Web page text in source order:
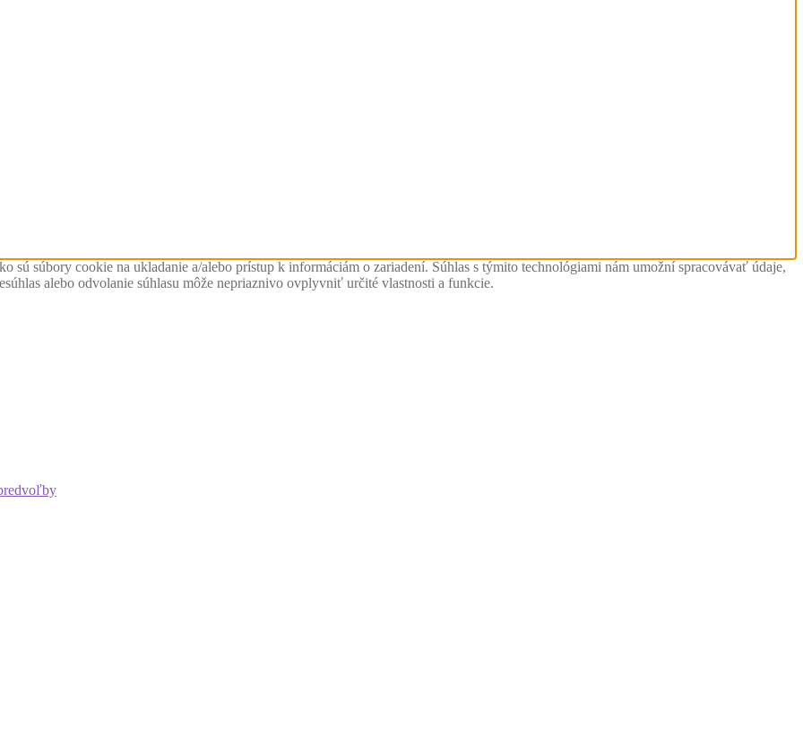
sú súbory cookie na ukladanie a/alebo prístup k informáciám o zariadení. Súhlas s týmito technológiami nám umožní spracovávať údaje,
alebo odvolanie súhlasu môže nepriaznivo ovplyvniť určité vlastnosti a funkcie.